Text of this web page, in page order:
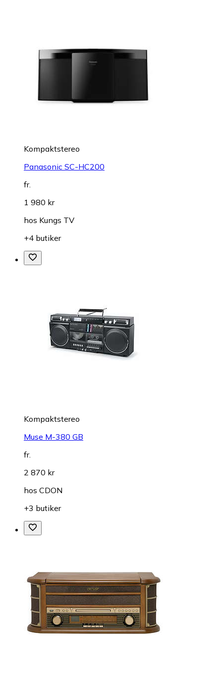
Kompaktstereo
Panasonic SC-HC200
fr.
1 980 kr
hos Kungs TV
+4 butiker
Kompaktstereo
Muse M-380 GB
fr.
2 870 kr
hos CDON
+3 butiker